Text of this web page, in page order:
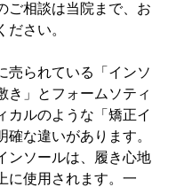
ご相談は当院まで、お
ださい。
売られている「インソ
き」とフォームソティ
カルのような「矯正イ
確な違いがあります。
ンソールは、履き心地
に使用されます。一